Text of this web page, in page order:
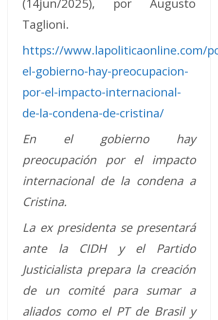
Taglioni.
https://www.lapoliticaonline.com/
el-gobierno-hay-preocupacion-
por-el-impacto-internacional-
de-la-condena-de-cristina/
En el gobierno hay
preocupación por el impacto
internacional de la condena a
Cristina.
La ex presidenta se presentará
ante la CIDH y el Partido
Justicialista prepara la creación
de un comité para sumar a
aliados como el PT de Brasil y